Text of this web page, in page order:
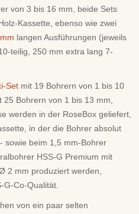
von 3 bis 16 mm, beide Sets
Kassette, ebenso wie zwei
langen Ausführungen (jeweils
teilig, 250 mm extra lang 7-
Set mit 19 Bohrern von 1 bis 10
25 Bohrern von 1 bis 13 mm,
werden in der RoseBox geliefert,
in der die Bohrer absolut
sowie beim 1,5 mm-Bohrer
HSS-G Premium mit
2 mm produziert werden,
Co-Qualität.
von ein paar selten